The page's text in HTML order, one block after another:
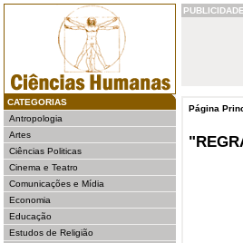
CATEGORIAS
Antropologia
Artes
Ciências Politicas
Cinema e Teatro
Comunicações e Mídia
Economia
Educação
Estudos de Religião
PUBLICIDADE
Página